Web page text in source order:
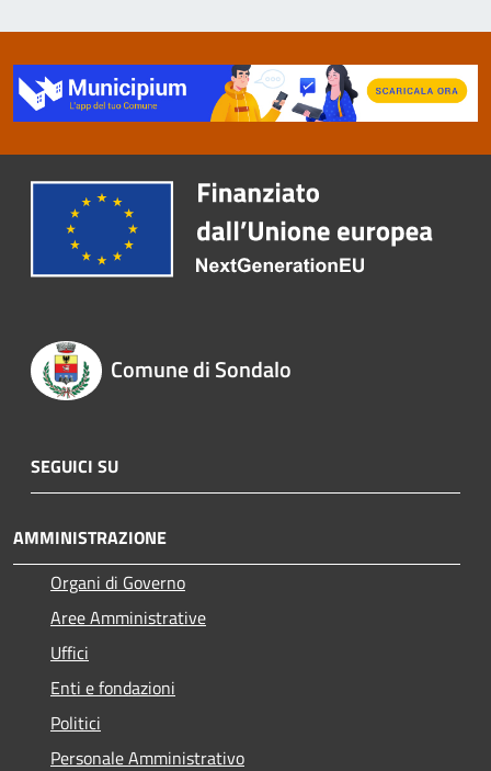
Comune di Sondalo
SEGUICI SU
AMMINISTRAZIONE
Organi di Governo
Aree Amministrative
Uffici
Enti e fondazioni
Politici
Personale Amministrativo